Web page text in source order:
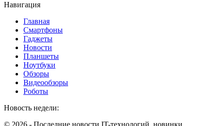
Навигация
Главная
Смартфоны
Гаджеты
Новости
Планшеты
Ноутбуки
Обзоры
Видеообзоры
Роботы
Новость недели: